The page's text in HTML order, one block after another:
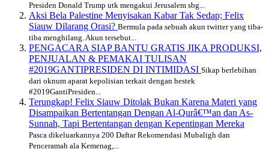
Presiden Donald Trump utk mengakui Jerusalem sbg...
Aksi Bela Palestine Menyisakan Kabar Tak Sedap; Felix
Siauw Dilarang Orasi? Bermula pada sebuah akun twitter yang tiba-
tiba menghilang. Akun tersebut...
PENGACARA SIAP BANTU GRATIS JIKA PRODUKSI,
PENJUALAN & PEMAKAI TULISAN
#2019GANTIPRESIDEN DI INTIMIDASI Sikap berlebihan
dari oknum aparat kepolisian terkait dengan hestek
#2019GantiPresiden...
Terungkap! Felix Siauw Ditolak Bukan Karena Materi yang
Disampaikan Bertentangan Dengan Al-Qurâ€™an dan As-
Sunnah, Tapi Bertentangan dengan Kepentingan Mereka
Pasca dikeluarkannya 200 Daftar Rekomendasi Mubaligh dan
Penceramah ala Kemenag,...